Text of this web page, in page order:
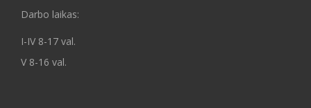
Darbo laikas:
I-IV 8-17 val.
V 8-16 val.